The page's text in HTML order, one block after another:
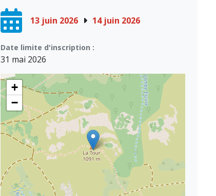
13 juin 2026 14 juin 2026
Date limite d'inscription :
31 mai 2026
+
−